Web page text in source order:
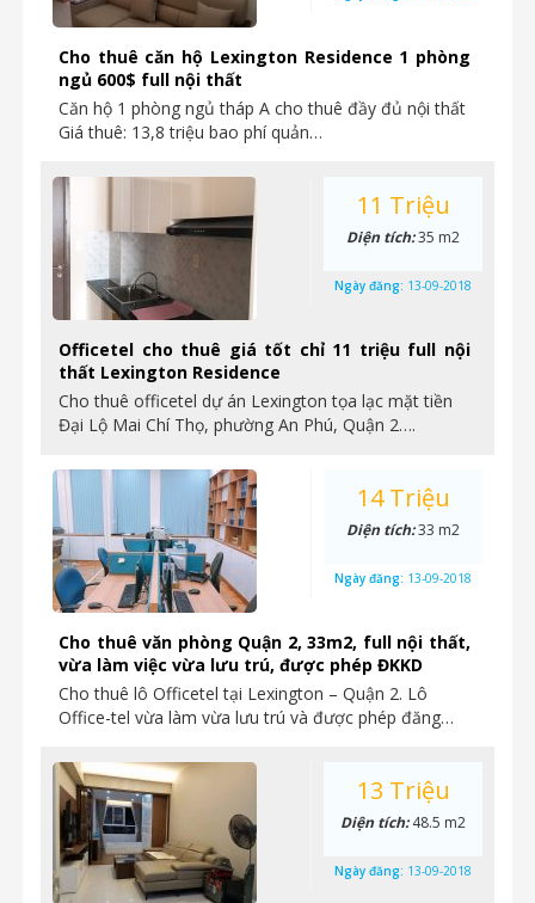
Cho thuê căn hộ Lexington Residence 1 phòng
ngủ 600$ full nội thất
Căn hộ 1 phòng ngủ tháp A cho thuê đầy đủ nội thất
Giá thuê: 13,8 triệu bao phí quản…
Officetel cho thuê giá tốt chỉ 11 triệu full nội
thất Lexington Residence
Cho thuê officetel dự án Lexington tọa lạc mặt tiền
Đại Lộ Mai Chí Thọ, phường An Phú, Quận 2….
11 Triệu
Diện tích:35 m2
Ngày đăng: 13-09-2018
Cho thuê văn phòng Quận 2, 33m2, full nội thất,
vừa làm việc vừa lưu trú, được phép ĐKKD
Cho thuê lô Officetel tại Lexington – Quận 2. Lô
Office-tel vừa làm vừa lưu trú và được phép đăng…
14 Triệu
Diện tích:33 m2
Ngày đăng: 13-09-2018
13 Triệu
Diện tích:48.5 m2
Ngày đăng: 13-09-2018